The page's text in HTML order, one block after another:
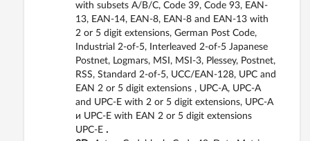
with subsets A/B/C, Code 39, Code 93, EAN-
13, EAN-14, EAN-8, EAN-8 and EAN-13 with
2 or 5 digit extensions, German Post Code,
Industrial 2-of-5, Interleaved 2-of-5 Japanese
Postnet, Logmars, MSI, MSI-3, Plessey, Postnet,
RSS, Standard 2-of-5, UCC/EAN-128, UPC and
EAN 2 or 5 digit extensions , UPC-A, UPC-A
and UPC-E with 2 or 5 digit extensions, UPC-A
и UPC-E with EAN 2 or 5 digit extensions
UPC-E .